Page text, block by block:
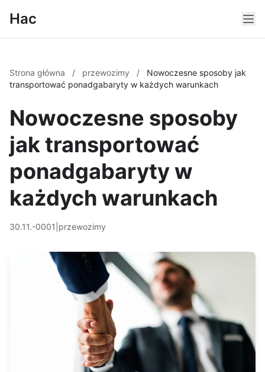
Hac
Strona główna / przewozimy /
Nowoczesne sposoby jak
transportować ponadgabaryty w każdych warunkach
Nowoczesne sposoby
jak transportować
ponadgabaryty w
każdych warunkach
30.11.-0001 przewozimy